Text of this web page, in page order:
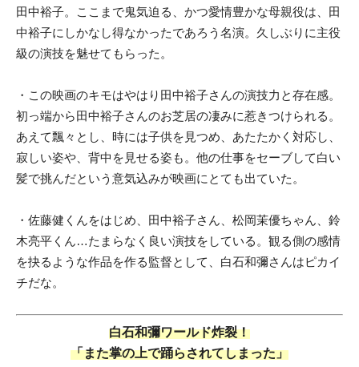
田中裕子。ここまで鬼気迫る、かつ愛情豊かな母親役は、田
中裕子にしかなし得なかったであろう名演。久しぶりに主役
級の演技を魅せてもらった。
・この映画のキモはやはり田中裕子さんの演技力と存在感。
初っ端から田中裕子さんのお芝居の凄みに惹きつけられる。
あえて飄々とし、時には子供を見つめ、あたたかく対応し、
寂しい姿や、背中を見せる姿も。他の仕事をセーブして白い
髪で挑んだという意気込みが映画にとても出ていた。
・佐藤健くんをはじめ、田中裕子さん、松岡茉優ちゃん、鈴
木亮平くん…たまらなく良い演技をしている。観る側の感情
を抉るような作品を作る監督として、白石和彌さんはピカイ
チだな。
白石和彌ワールド炸裂！
「また掌の上で踊らされてしまった」